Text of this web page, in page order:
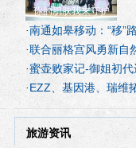
你的肌肤我来守护
·南通如皋移动：“移”
·联合丽格宫风勇新自
·蜜壶败家记-御姐初
· EZZ、基因港、瑞维
NMN
旅游资讯